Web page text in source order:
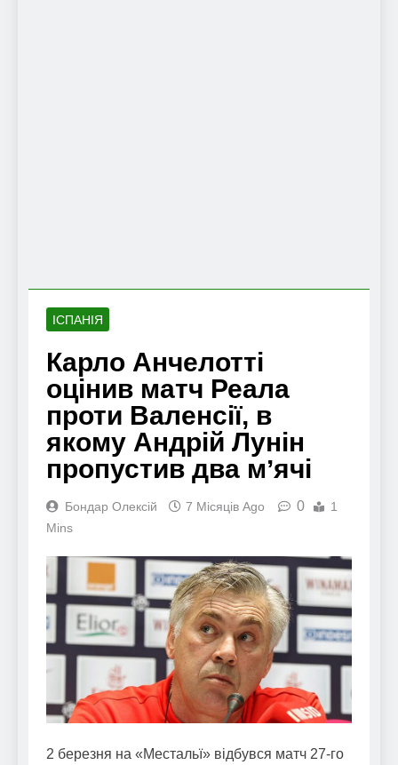
ІСПАНІЯ
Карло Анчелотті
оцінив матч Реала
проти Валенсії, в
якому Андрій Лунін
пропустив два мʼячі
Бондар Олексій 7 Місяців Ago 0
1
Mins
2 березня на «Местальї» відбувся матч 27-го